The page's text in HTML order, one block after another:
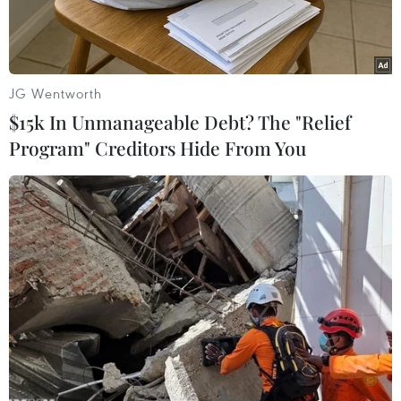
Tổng thống Mỹ Donald Trump (trái) và ông John Bolton, khi giữ
chức Cố vấn An ninh quốc gia, trong cuộc họp tại Nhà Trắng.
(Ảnh: AFP/TTXVN)
Ngày 22/6. Phủ Tổng thống Hàn Quốc đã chỉ
trích phần lớn nội dung trong cuốn hồi ký của
JG Wentworth
$15k In Unmanageable Debt? The "Relief
Program" Creditors Hide From You